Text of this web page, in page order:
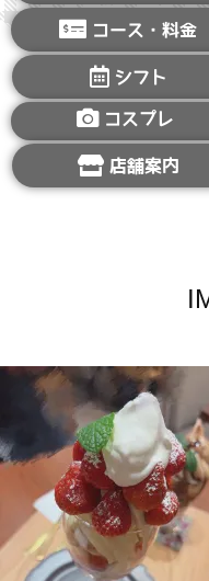
コース・料金
シフト
コスプレ
店舗案内